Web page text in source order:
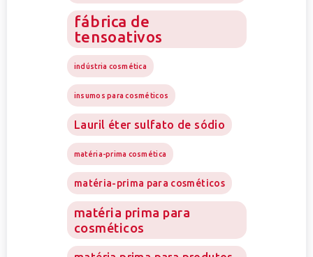
fábrica de
tensoativos
indústria cosmética
insumos para cosméticos
Lauril éter sulfato de sódio
matéria-prima cosmética
matéria-prima para cosméticos
matéria prima para
cosméticos